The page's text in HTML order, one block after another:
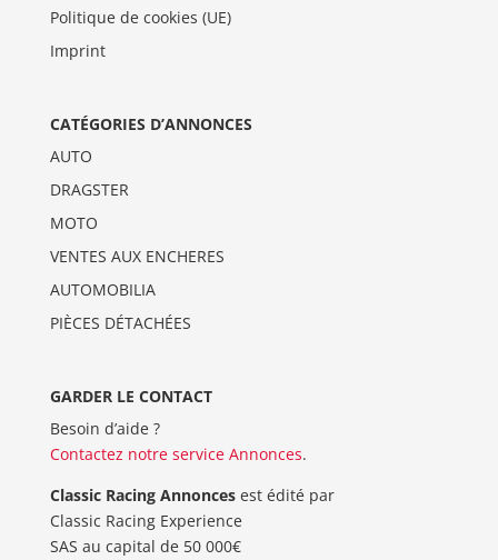
Politique de cookies (UE)
Imprint
CATÉGORIES D’ANNONCES
AUTO
DRAGSTER
MOTO
VENTES AUX ENCHERES
AUTOMOBILIA
PIÈCES DÉTACHÉES
GARDER LE CONTACT
Besoin d’aide ?
Contactez notre service Annonces.
Classic Racing Annoncesest édité par
Classic Racing Experience
SAS au capital de 50 000€